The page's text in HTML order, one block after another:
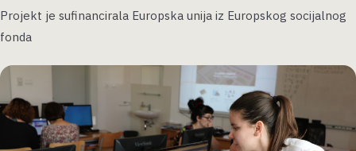
Projekt je sufinancirala Europska unija iz Europskog socijalnog
fonda